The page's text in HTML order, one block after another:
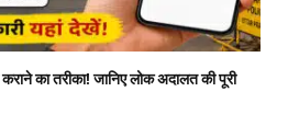
का तरीका! जानिए लोक अदालत की पूरी